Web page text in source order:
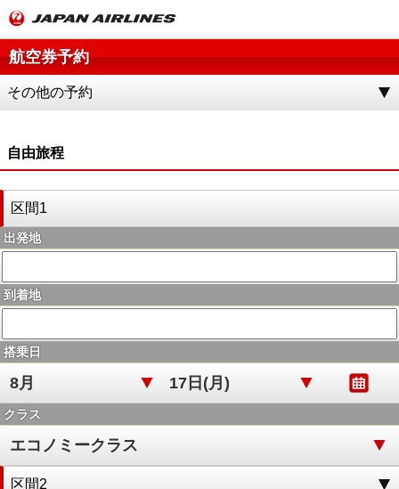
航空券予約
その他の予約
自由旅程
区間1
出発地
到着地
搭乗日
クラス
区間2